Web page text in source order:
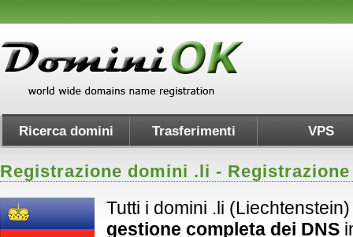
Ricerca domini Trasferimenti VPS
Registrazione domini .li -
Tutti i domini .li
gestione completa dei DNS